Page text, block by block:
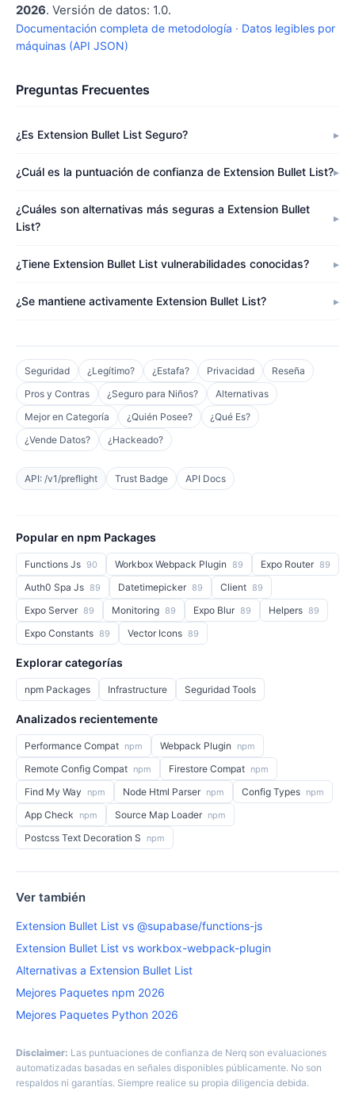
2026. Versión de datos: 1.0.
Documentación completa de metodología · Datos legibles por
máquinas (API JSON)
Preguntas Frecuentes
¿Es Extension Bullet List Seguro?
¿Cuál es la puntuación de confianza de Extension Bullet List?
¿Cuáles son alternativas más seguras a Extension Bullet
List?
¿Tiene Extension Bullet List vulnerabilidades conocidas?
¿Se mantiene activamente Extension Bullet List?
Seguridad ¿Legítimo? ¿Estafa? Privacidad
Reseña
Pros y Contras
¿Seguro para Niños?
Alternativas
Mejor en Categoría
¿Quién Posee?
¿Qué Es?
¿Vende Datos?
¿Hackeado?
API: /v1/preflight Trust Badge API Docs
Popular en npm Packages
Functions Js 90 Workbox Webpack Plugin 89 Expo Router 89
Auth0 Spa Js 89 Datetimepicker 89 Client 89
Expo Server 89 Monitoring 89 Expo Blur 89 Helpers 89
Expo Constants 89 Vector Icons 89
Explorar categorías
npm Packages Infrastructure Seguridad Tools
Analizados recientemente
Performance Compat npm Webpack Plugin npm
Remote Config Compat npm Firestore Compat npm
Find My Way npm Node Html Parser npm Config Types npm
App Check npm Source Map Loader npm
Postcss Text Decoration S npm
Ver también
Extension Bullet List vs @supabase/functions-js
Extension Bullet List vs workbox-webpack-plugin
Alternativas a Extension Bullet List
Mejores Paquetes npm 2026
Mejores Paquetes Python 2026
Disclaimer: Las puntuaciones de confianza de Nerq son evaluaciones
automatizadas basadas en señales disponibles públicamente. No son
respaldos ni garantías. Siempre realice su propia diligencia debida.